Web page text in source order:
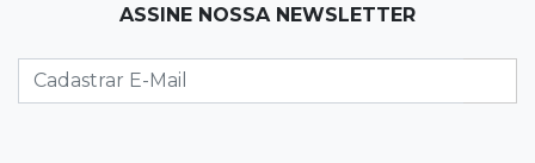
Luto na arquitetura
arquiteto dos projetos fora do comum
ASSINE NOSSA NEWSLETTER